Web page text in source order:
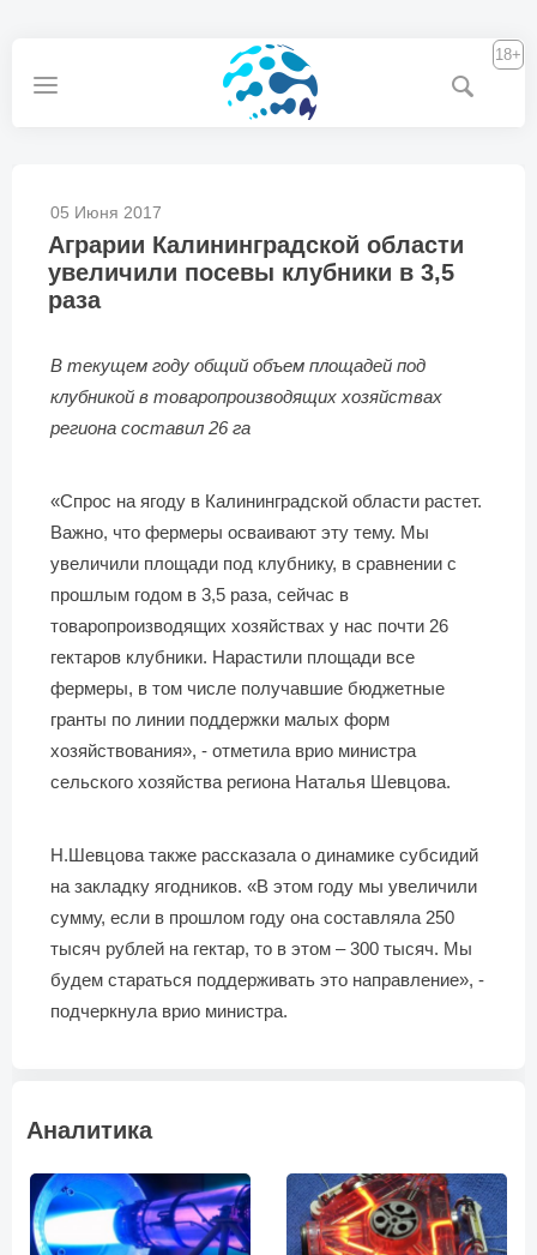
18+
05 Июня 2017
Аграрии Калининградской области
увеличили посевы клубники в 3,5
раза
В текущем году общий объем площадей под
клубникой в товаропроизводящих хозяйствах
региона составил 26 га
«Спрос на ягоду в Калининградской области растет.
Важно, что фермеры осваивают эту тему. Мы
увеличили площади под клубнику, в сравнении с
прошлым годом в 3,5 раза, сейчас в
товаропроизводящих хозяйствах у нас почти 26
гектаров клубники. Нарастили площади все
фермеры, в том числе получавшие бюджетные
гранты по линии поддержки малых форм
хозяйствования», - отметила врио министра
сельского хозяйства региона Наталья Шевцова.
Н.Шевцова также рассказала о динамике субсидий
на закладку ягодников. «В этом году мы увеличили
сумму, если в прошлом году она составляла 250
тысяч рублей на гектар, то в этом – 300 тысяч. Мы
будем стараться поддерживать это направление», -
подчеркнула врио министра.
Аналитика